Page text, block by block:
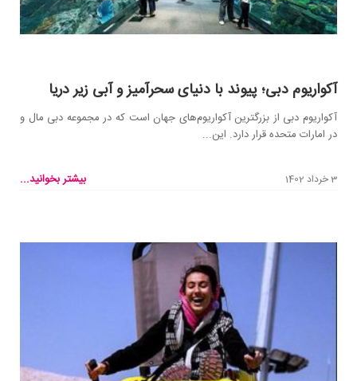
آکواریوم دبی؛ پیوند با دنیای سحرآمیز و آبی زیر دریا
آکواریوم دبی از بزرگترین آکواریوم‌های جهان است که در مجموعه دبی مال و
در امارات متحده قرار دارد. این...
3 خرداد 1402 بیشتر بخوانید...